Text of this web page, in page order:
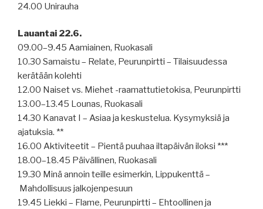
24.00 Unirauha
Lauantai 22.6.
09.00–9.45 Aamiainen, Ruokasali
10.30 Samaistu – Relate, Peurunpirtti – Tilaisuudessa
kerätään kolehti
12.00 Naiset vs. Miehet -raamattutietokisa, Peurunpirtti
13.00–13.45 Lounas, Ruokasali
14.30 Kanavat I – Asiaa ja keskustelua. Kysymyksiä ja
ajatuksia. **
16.00 Aktiviteetit – Pientä puuhaa iltapäivän iloksi ***
18.00–18.45 Päivällinen, Ruokasali
19.30 Minä annoin teille esimerkin, Lippukenttä –
Mahdollisuus jalkojenpesuun
19.45 Liekki – Flame, Peurunpirtti – Ehtoollinen ja